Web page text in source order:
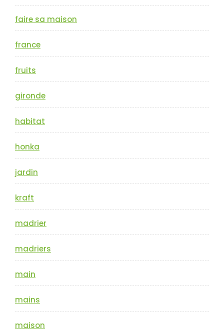
faire sa maison
france
fruits
gironde
habitat
honka
jardin
kraft
madrier
madriers
main
mains
maison